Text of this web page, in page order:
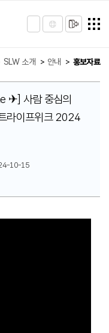
SLW 소개 안내 홍보자료
✈] 사람 중심의
라이프위크 2024
10-15